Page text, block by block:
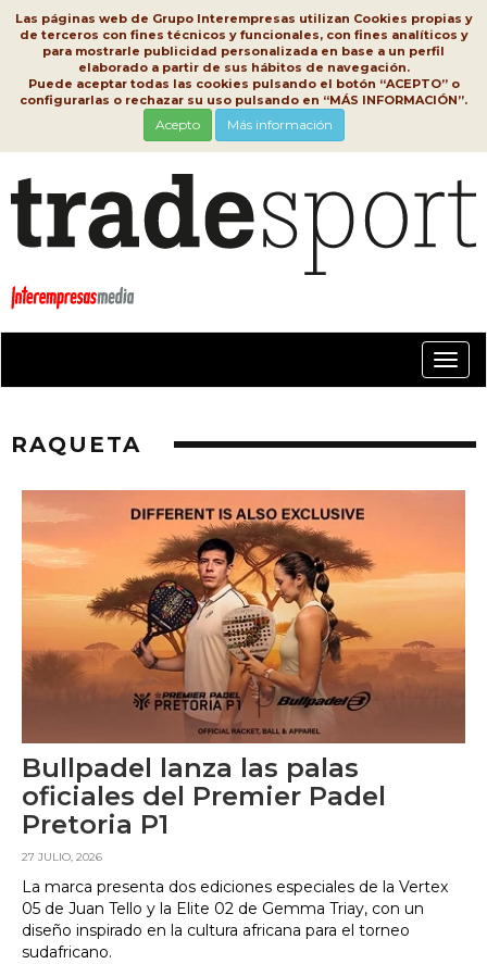
Las páginas web de Grupo Interempresas utilizan Cookies propias y
de terceros con fines técnicos y funcionales, con fines analíticos y
para mostrarle publicidad personalizada en base a un perfil
elaborado a partir de sus hábitos de navegación.
Puede aceptar todas las cookies pulsando el botón “ACEPTO” o
configurarlas o rechazar su uso pulsando en “MÁS INFORMACIÓN”.
Acepto Más información
RAQUETA
Bullpadel lanza las palas
oficiales del Premier Padel
Pretoria P1
27 JULIO, 2026
La marca presenta dos ediciones especiales de la Vertex
05 de Juan Tello y la Elite 02 de Gemma Triay, con un
diseño inspirado en la cultura africana para el torneo
sudafricano.